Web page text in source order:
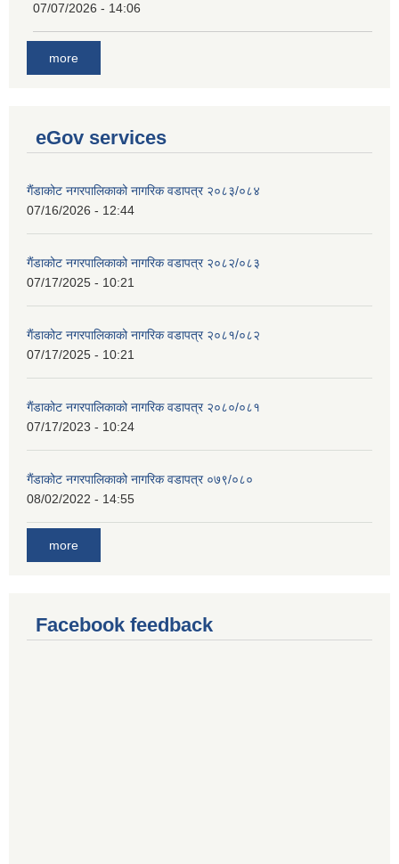
07/07/2026 - 14:06
more
eGov services
गैंडाकोट नगरपालिकाको नागरिक वडापत्र २०८३/०८४
07/16/2026 - 12:44
गैंडाकोट नगरपालिकाको नागरिक वडापत्र २०८२/०८३
07/17/2025 - 10:21
गैंडाकोट नगरपालिकाको नागरिक वडापत्र २०८१/०८२
07/17/2025 - 10:21
गैंडाकोट नगरपालिकाको नागरिक वडापत्र २०८०/०८१
07/17/2023 - 10:24
गैंडाकोट नगरपालिकाको नागरिक वडापत्र ०७९/०८०
08/02/2022 - 14:55
more
Facebook feedback